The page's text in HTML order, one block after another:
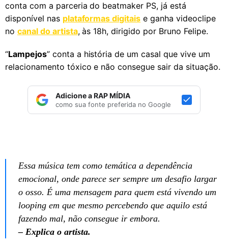
conta com a parceria do beatmaker PS, já está
disponível nas plataformas digitais e ganha videoclipe
no canal do artista, às 18h, dirigido por Bruno Felipe.
“Lampejos” conta a história de um casal que vive um
relacionamento tóxico e não consegue sair da situação.
Adicione a RAP MÍDIA
como sua fonte preferida no Google
Essa música tem como temática a dependência
emocional, onde parece ser sempre um desafio largar
o osso. É uma mensagem para quem está vivendo um
looping em que mesmo percebendo que aquilo está
fazendo mal, não consegue ir embora.
– Explica o artista.